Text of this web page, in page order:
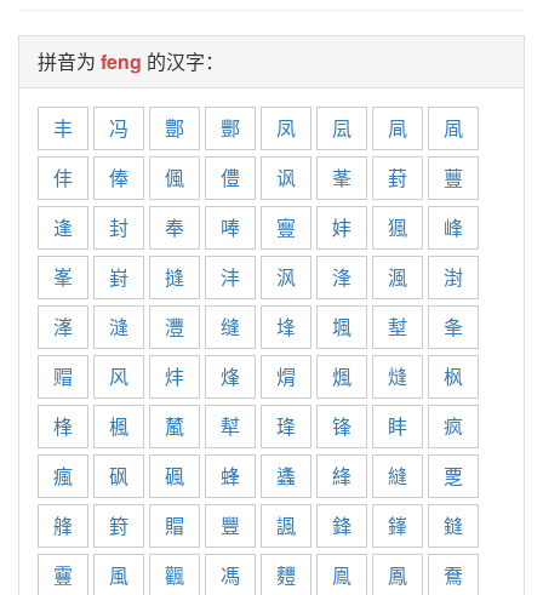
拼音为 feng 的汉字：
丰 冯 鄷 酆 凤 凨 凬
凮
仹
俸 偑 僼 讽 莑 葑
蘴
逢
封 奉 唪 寷 妦 猦
峰
峯
崶 摓 沣 沨 浲 渢
湗
溄
漨 灃 缝 埄 堸 堼
夆
赗
风 炐 烽 焨 煈 熢
枫
桻
楓 檒 犎 琒 锋 盽
疯
瘋
砜 碸 蜂 蠭 綘 縫
覂
艂
篈 賵 豐 諷 鋒 鎽
鏠
靊
風 飌 馮 麷 鳯 鳳 鴌